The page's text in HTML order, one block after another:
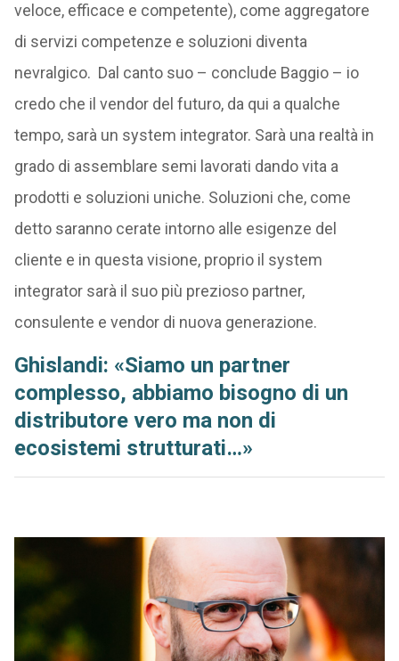
veloce, efficace e competente), come aggregatore
di servizi competenze e soluzioni diventa
nevralgico. Dal canto suo – conclude Baggio – io
credo che il vendor del futuro, da qui a qualche
tempo, sarà un system integrator. Sarà una realtà in
grado di assemblare semi lavorati dando vita a
prodotti e soluzioni uniche. Soluzioni che, come
detto saranno cerate intorno alle esigenze del
cliente e in questa visione, proprio il system
integrator sarà il suo più prezioso partner,
consulente e vendor di nuova generazione.
Ghislandi: «Siamo un partner
complesso, abbiamo bisogno di un
distributore vero ma non di
ecosistemi strutturati…»